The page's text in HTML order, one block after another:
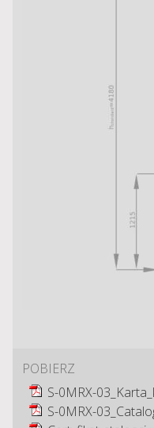
POBIERZ
S-0MRX-
S-0MRX-